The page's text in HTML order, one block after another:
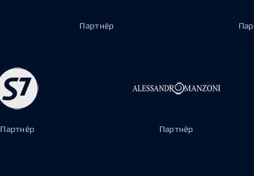
Партнёр
Партнёр Партнёр